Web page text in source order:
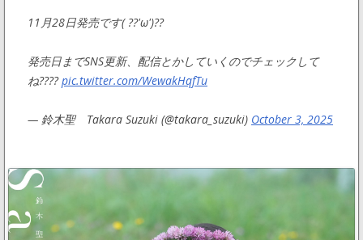
11月28日発売です( ??'ω')??
発売日までSNS更新、配信とかしていくのでチェックして
ね????pic.twitter.com/WewakHqfTu
— 鈴木聖 Takara Suzuki (@takara_suzuki) October 3, 2025